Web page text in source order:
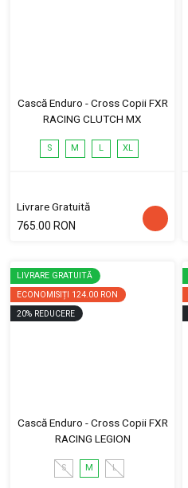
Cască Enduro - Cross Copii FXR
RACING CLUTCH MX
S M L XL
Livrare Gratuită
765.00 RON
LIVRARE GRATUITĂ
ECONOMISIȚI 124.00 RON
20% REDUCERE
Cască Enduro - Cross Copii FXR
RACING LEGION
S M L